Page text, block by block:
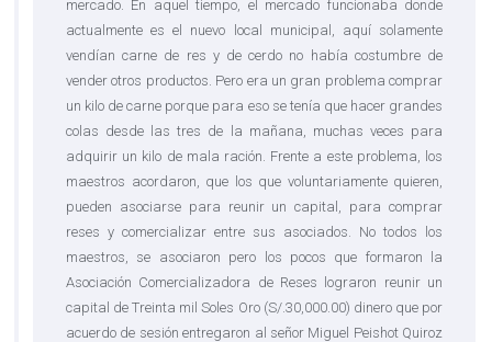
mercado. En aquel tiempo, el mercado funcionaba donde
actualmente es el nuevo local municipal, aquí solamente
vendían carne de res y de cerdo no había costumbre de
vender otros productos. Pero era un gran problema comprar
un kilo de carne porque para eso se tenía que hacer grandes
colas desde las tres de la mañana, muchas veces para
adquirir un kilo de mala ración. Frente a este problema, los
maestros acordaron, que los que voluntariamente quieren,
pueden asociarse para reunir un capital, para comprar
reses y comercializar entre sus asociados. No todos los
maestros, se asociaron pero los pocos que formaron la
Asociación Comercializadora de Reses lograron reunir un
capital de Treinta mil Soles Oro (S/.30,000.00) dinero que por
acuerdo de sesión entregaron al señor Miguel Peishot Quiroz